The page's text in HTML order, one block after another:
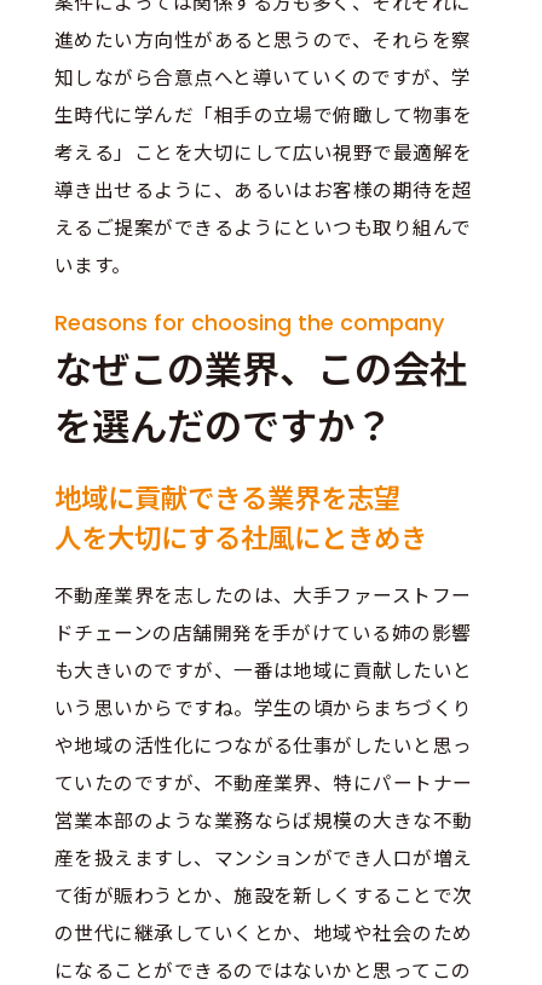
進めたい方向性があると思うので、それらを察
知しながら合意点へと導いていくのですが、学
生時代に学んだ「相手の立場で俯瞰して物事を
考える」ことを大切にして広い視野で最適解を
導き出せるように、あるいはお客様の期待を超
えるご提案ができるようにといつも取り組んで
います。
Reasons for choosing the company
なぜこの業界、この会社
を選んだのですか？
地域に貢献できる業界を志望
人を大切にする社風にときめき
不動産業界を志したのは、大手ファーストフー
ドチェーンの店舗開発を手がけている姉の影響
も大きいのですが、一番は地域に貢献したいと
いう思いからですね。学生の頃からまちづくり
や地域の活性化につながる仕事がしたいと思っ
ていたのですが、不動産業界、特にパートナー
営業本部のような業務ならば規模の大きな不動
産を扱えますし、マンションができ人口が増え
て街が賑わうとか、施設を新しくすることで次
の世代に継承していくとか、地域や社会のため
になることができるのではないかと思ってこの